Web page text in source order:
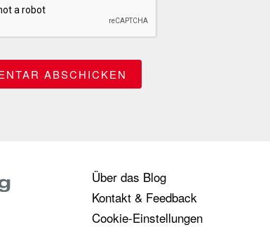
Über das Blog
Kontakt & Feedback
Cookie-Einstellungen